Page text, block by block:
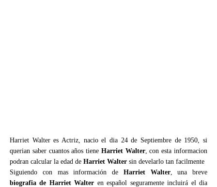
Harriet Walter es Actriz, nacio el dia 24 de Septiembre de 1950, si
querian saber cuantos años tiene Harriet Walter, con esta informacion
podran calcular la edad de Harriet Walter sin develarlo tan facilmente
Siguiendo con mas información de Harriet Walter, una breve
biografia de Harriet Walter en español seguramente incluirá el dia